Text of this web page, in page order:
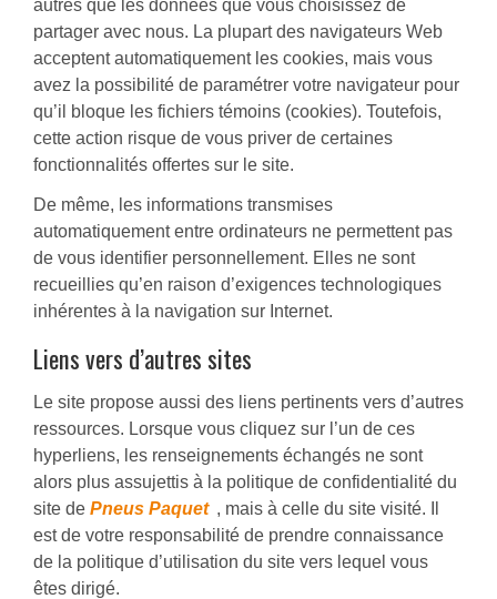
autres que les données que vous choisissez de
partager avec nous. La plupart des navigateurs Web
acceptent automatiquement les cookies, mais vous
avez la possibilité de paramétrer votre navigateur pour
qu’il bloque les fichiers témoins (cookies). Toutefois,
cette action risque de vous priver de certaines
fonctionnalités offertes sur le site.
De même, les informations transmises
automatiquement entre ordinateurs ne permettent pas
de vous identifier personnellement. Elles ne sont
recueillies qu’en raison d’exigences technologiques
inhérentes à la navigation sur Internet.
Liens vers d’autres sites
Le site propose aussi des liens pertinents vers d’autres
ressources. Lorsque vous cliquez sur l’un de ces
hyperliens, les renseignements échangés ne sont
alors plus assujettis à la politique de confidentialité du
site de Pneus Paquet , mais à celle du site visité. Il
est de votre responsabilité de prendre connaissance
de la politique d’utilisation du site vers lequel vous
êtes dirigé.